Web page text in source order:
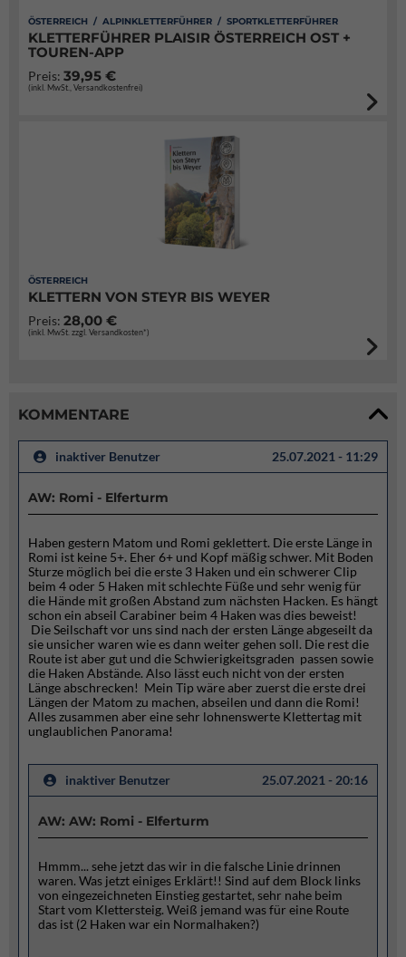
ÖSTERREICH / ALPINKLETTERFÜHRER / SPORTKLETTERFÜHRER
KLETTERFÜHRER PLAISIR ÖSTERREICH OST +
TOUREN-APP
Preis: 39,95 €
(inkl. MwSt., Versandkostenfrei)
ÖSTERREICH
KLETTERN VON STEYR BIS WEYER
Preis: 28,00 €
(inkl. MwSt. zzgl. Versandkosten*)
KOMMENTARE
inaktiver Benutzer 25.07.2021 - 11:29
AW: Romi - Elferturm
Haben gestern Matom und Romi geklettert. Die erste Länge in
Romi ist keine 5+. Eher 6+ und Kopf mäßig schwer. Mit Boden
Sturze möglich bei die erste 3 Haken und ein schwerer Clip
beim 4 oder 5 Haken mit schlechte Füße und sehr wenig für
die Hände mit großen Abstand zum nächsten Hacken. Es hängt
schon ein abseil Carabiner beim 4 Haken was dies beweist!
Die Seilschaft vor uns sind nach der ersten Länge abgeseilt da
sie unsicher waren wie es dann weiter gehen soll. Die rest die
Route ist aber gut und die Schwierigkeitsgraden passen sowie
die Haken Abstände. Also lässt euch nicht von der ersten
Länge abschrecken! Mein Tip wäre aber zuerst die erste drei
Längen der Matom zu machen, abseilen und dann die Romi!
Alles zusammen aber eine sehr lohnenswerte Klettertag mit
unglaublichen Panorama!
inaktiver Benutzer 25.07.2021 - 20:16
AW: AW: Romi - Elferturm
Hmmm... sehe jetzt das wir in die falsche Linie drinnen
waren. Was jetzt einiges Erklärt!! Sind auf dem Block links
von eingezeichneten Einstieg gestartet, sehr nahe beim
Start vom Klettersteig. Weiß jemand was für eine Route
das ist (2 Haken war ein Normalhaken?)